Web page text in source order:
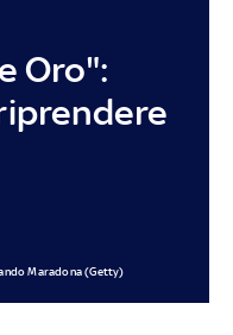
Oro":
Maradona (Getty)